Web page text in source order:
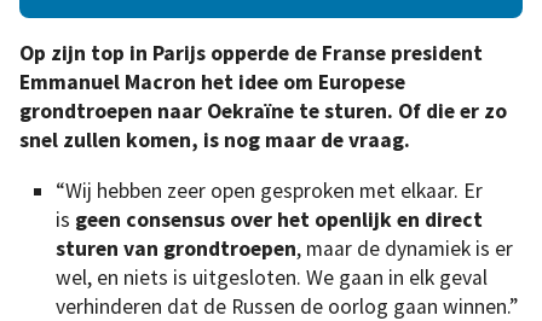
Op zijn top in Parijs opperde de Franse president
Emmanuel Macron het idee om Europese
grondtroepen naar Oekraïne te sturen. Of die er zo
snel zullen komen, is nog maar de vraag.
“Wij hebben zeer open gesproken met elkaar. Er
is geen consensus over het openlijk en direct
sturen van grondtroepen, maar de dynamiek is er
wel, en niets is uitgesloten. We gaan in elk geval
verhinderen dat de Russen de oorlog gaan winnen.”